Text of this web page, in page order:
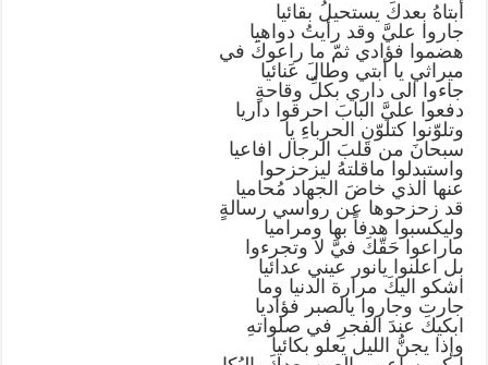
أبتاهُ بعدكَ يستحيلُ بقائيا
جاروا عليَّ وقد رأيتُ دواهيا
هضموا فؤادي ثمّ ما راعوكَ في
ميراثي يا أبتي وطالَ عَنائيا
جاءوا الى داري بكلِّ وقاحةٍ
دفعوا عليَّ البابَ احرقوا داريا
وتلوّنوا كتلوّنِ الحرباءِ يا
سبحانَ من قلبَ الرجال افاعيا
واستبدلوا ماقلتهُ ليزحزحوا
عنها الذي خاضَ الجهاد مُحاميا
قد زحزحوها عن رواسي رسالةٍ
وليكسبوا هدفاً بها ومراميا
ماراعوا حَقّكَ فيَّ لا وتجرءوا
بل اعلنوا يانور عيني عدائيا
اشكو اليكَ مرارة الدنيا وما
جارت وجاروا يالصبر فؤاديا
ابكيكَ عندَ الفجرِ في صلواتهِ
وإذا يجنُّ الليل يعلو بكائيا